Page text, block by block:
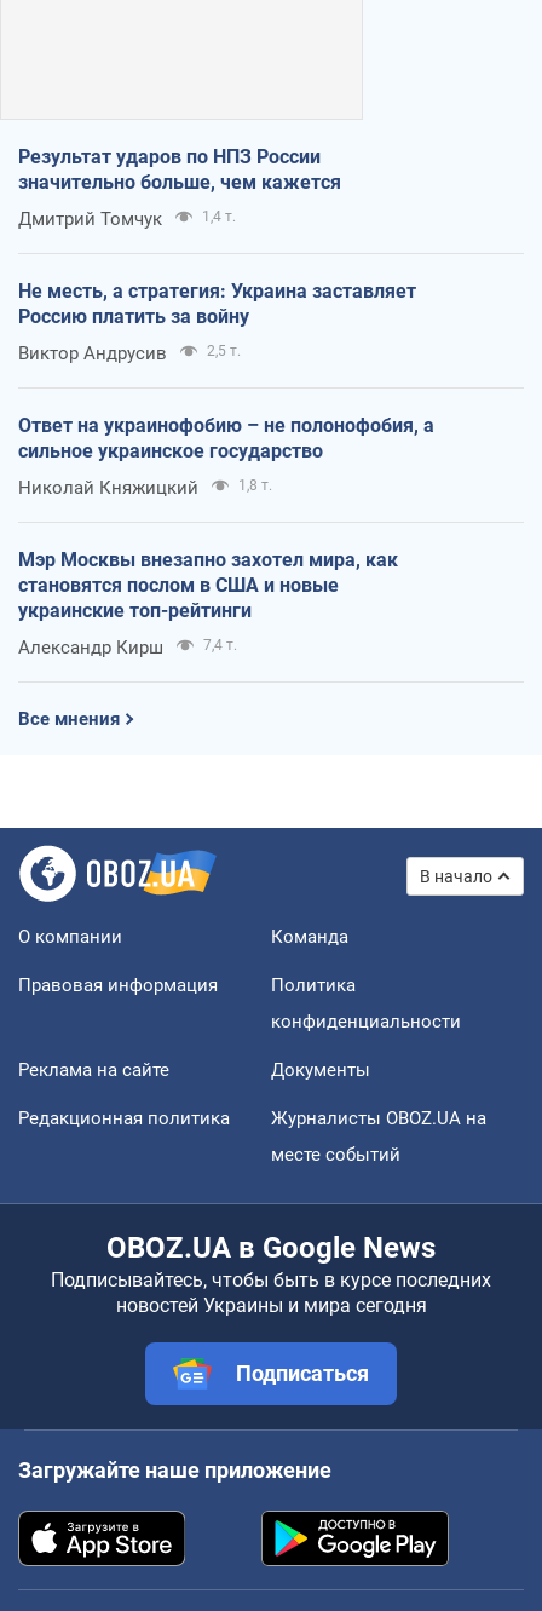
Результат ударов по НПЗ России
значительно больше, чем кажется
Дмитрий Томчук 1,4 т.
Не месть, а стратегия: Украина заставляет
Россию платить за войну
Виктор Андрусив 2,5 т.
Ответ на украинофобию – не полонофобия, а
сильное украинское государство
Николай Княжицкий 1,8 т.
Мэр Москвы внезапно захотел мира, как
становятся послом в США и новые
украинские топ-рейтинги
Александр Кирш 7,4 т.
Все мнения
В начало
О компании Команда
Правовая информация
Политика
конфиденциальности
Реклама на сайте Документы
Редакционная политика
Журналисты OBOZ.UA на
месте событий
OBOZ.UA в Google News
Подписывайтесь, чтобы быть в курсе последних
новостей Украины и мира сегодня
Подписаться
Загружайте наше приложение